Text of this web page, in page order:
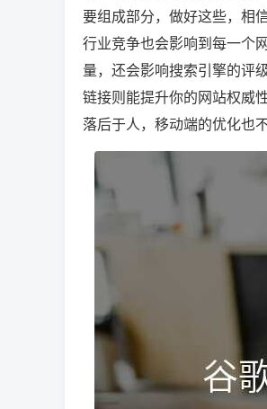
要组成部分，做好这些，相
行业竞争也会影响到每一个
量，还会影响搜索引擎的评
链接则能提升你的网站权威
落后于人，移动端的优化也